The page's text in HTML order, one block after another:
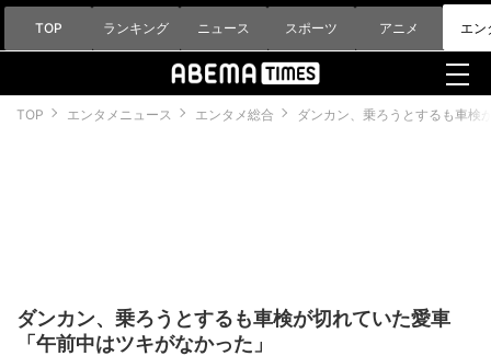
TOP ランキング ニュース スポーツ アニメ エン
TOP エンタメニュース エンタメ総合 ダンカン、乗ろうとするも車検
ダンカン、乗ろうとするも車検が切れていた愛車
「午前中はツキがなかった」